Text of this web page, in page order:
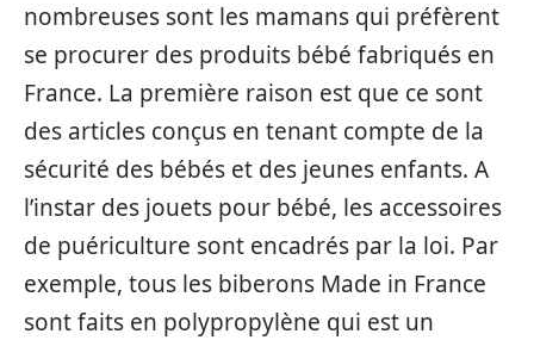
nombreuses sont les mamans qui préfèrent
se procurer des produits bébé fabriqués en
France. La première raison est que ce sont
des articles conçus en tenant compte de la
sécurité des bébés et des jeunes enfants. A
l’instar des jouets pour bébé, les accessoires
de puériculture sont encadrés par la loi. Par
exemple, tous les biberons Made in France
sont faits en polypropylène qui est un